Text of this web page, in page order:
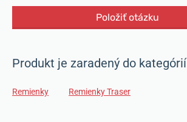
Položiť otázku
Produkt je zaradený do kategórií
Remienky Remienky Traser